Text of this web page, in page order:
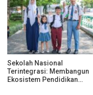
Sekolah Nasional
Terintegrasi: Membangun
Ekosistem Pendidikan…